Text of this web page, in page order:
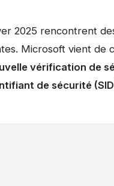
2025 rencontrent
Microsoft vient de
vérification de
de sécurité